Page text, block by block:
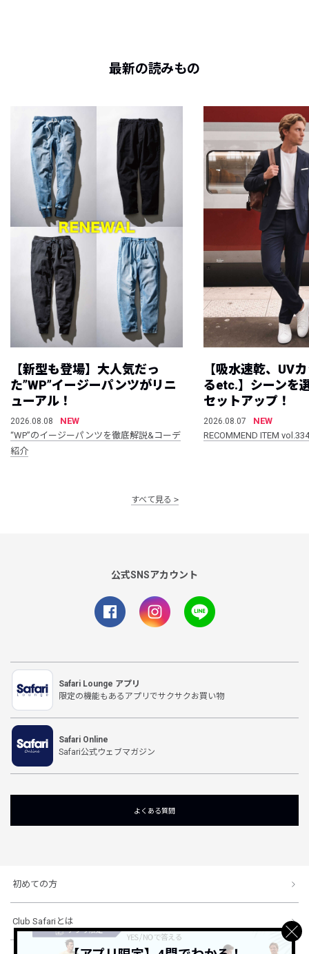
最新の読みもの
【新型も登場】大人気だっ
た”WP”イージーパンツがリニ
ューアル！
2026.08.08
NEW
“WP”のイージーパンツを徹底解説&コーデ
紹介
【吸水速乾、UV
るetc.】シーンを
セットアップ！
2026.08.07
NEW
RECOMMEND ITEM vol.334
すべて見る
公式SNSアカウント
Safari Lounge アプリ
限定の機能もあるアプリでサクサクお買い物
Safari Online
Safari公式ウェブマガジン
よくある質問
初めての方
Club Safariとは